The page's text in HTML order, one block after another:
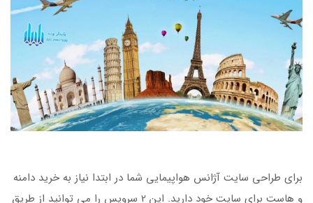
برای طراحی سایت آژانس هواپیمایی شما در ابتدا نیاز به خرید دامنه
و هاست برای سایت خود دارید. این 2 سرویس را می توانید از طریق